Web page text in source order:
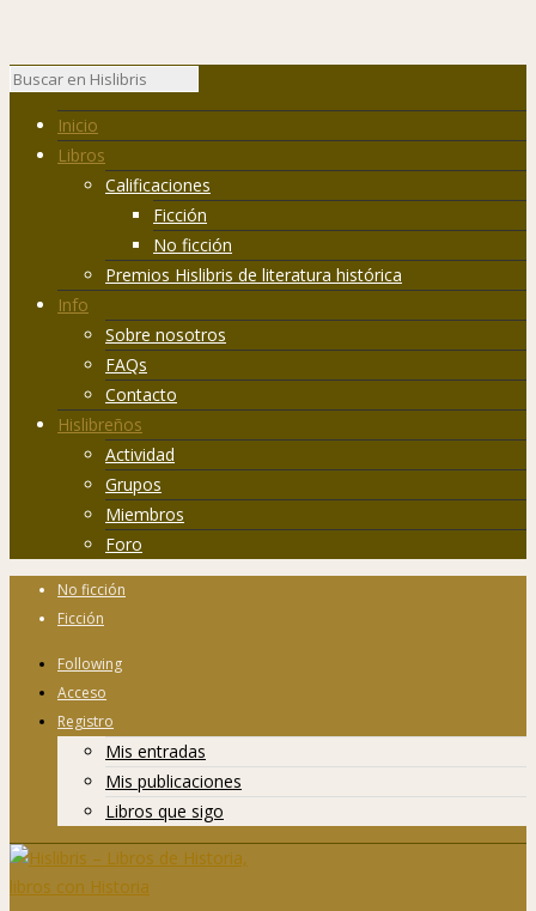
Inicio
Libros
Calificaciones
Ficción
No ficción
Premios Hislibris de literatura histórica
Info
Sobre nosotros
FAQs
Contacto
Hislibreños
Actividad
Grupos
Miembros
Foro
No ficción
Ficción
Following
Acceso
Registro
Mis entradas
Mis publicaciones
Libros que sigo